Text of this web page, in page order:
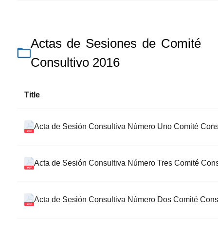
Actas de Sesiones de Comité
Consultivo 2016
Title
Acta de Sesión Consultiva Número Uno Comité
Acta de Sesión Consultiva Número Tres Comité
Acta de Sesión Consultiva Número Dos Comité